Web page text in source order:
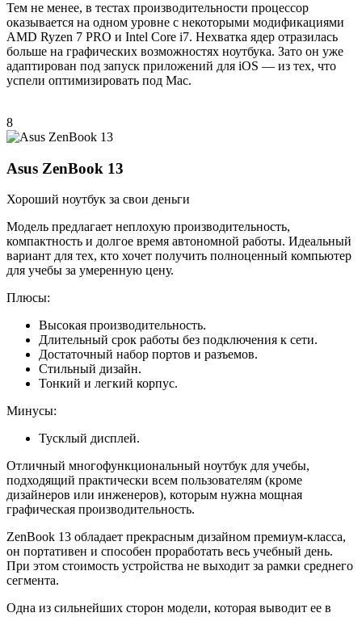
Тем не менее, в тестах производительности процессор
оказывается на одном уровне с некоторыми модификациями
AMD Ryzen 7 PRO и Intel Core i7. Нехватка ядер отразилась
больше на графических возможностях ноутбука. Зато он уже
адаптирован под запуск приложений для iOS — из тех, что
успели оптимизировать под Мас.
8
Asus ZenBook 13
Хороший ноутбук за свои деньги
Модель предлагает неплохую производительность,
компактность и долгое время автономной работы. Идеальный
вариант для тех, кто хочет получить полноценный компьютер
для учебы за умеренную цену.
Плюсы:
Высокая производительность.
Длительный срок работы без подключения к сети.
Достаточный набор портов и разъемов.
Стильный дизайн.
Тонкий и легкий корпус.
Минусы:
Тусклый дисплей.
Отличный многофункциональный ноутбук для учебы,
подходящий практически всем пользователям (кроме
дизайнеров или инженеров), которым нужна мощная
графическая производительность.
ZenBook 13 обладает прекрасным дизайном премиум-класса,
он портативен и способен проработать весь учебный день.
При этом стоимость устройства не выходит за рамки среднего
сегмента.
Одна из сильнейших сторон модели, которая выводит ее в